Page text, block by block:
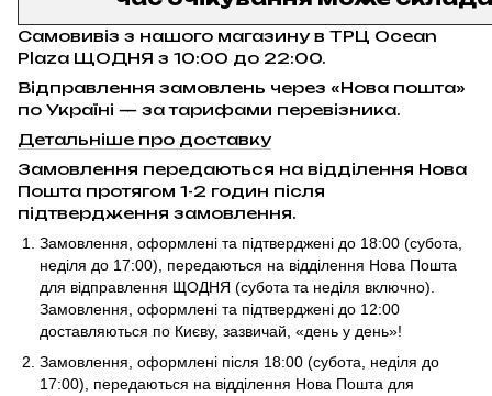
Самовивіз з нашого магазину в ТРЦ Ocean
Plaza ЩОДНЯ з 10:00 до 22:00.
Відправлення замовлень через «Нова пошта»
по Україні — за тарифами перевізника.
Детальніше про доставку
Замовлення передаються на відділення Нова
Пошта протягом 1-2 годин після
підтвердження замовлення.
Замовлення, оформлені та підтверджені до 18:00 (субота,
неділя до 17:00) , передаються на відділення Нова Пошта
для відправлення ЩОДНЯ (субота та неділя включно).
Замовлення, оформлені та підтверджені до 12:00
доставляються по Києву, зазвичай, «день у день»!
Замовлення, оформлені після 18:00 (субота, неділя до
17:00), передаються на відділення Нова Пошта для